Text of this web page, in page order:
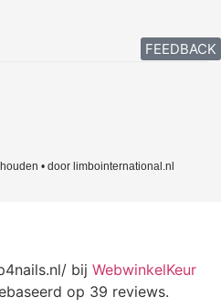
• door limbointernational.nl
FEEDBACK
bij WebwinkelKeur
op 39 reviews.